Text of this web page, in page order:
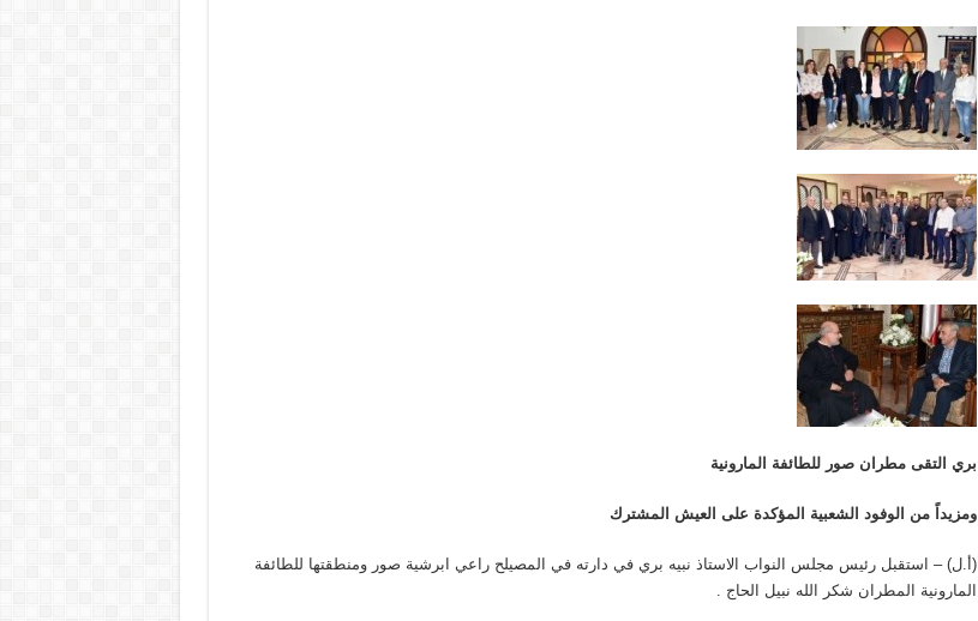
بري التقى مطران صور للطائفة المارونية
ومزيداً من الوفود الشعبية المؤكدة على العيش المشترك
(أ.ل) – استقبل رئيس مجلس النواب الاستاذ نبيه بري في دارته في المصيلح راعي ابرشية صور ومنطقتها للطائفة
المارونية المطران شكر الله نبيل الحاج .